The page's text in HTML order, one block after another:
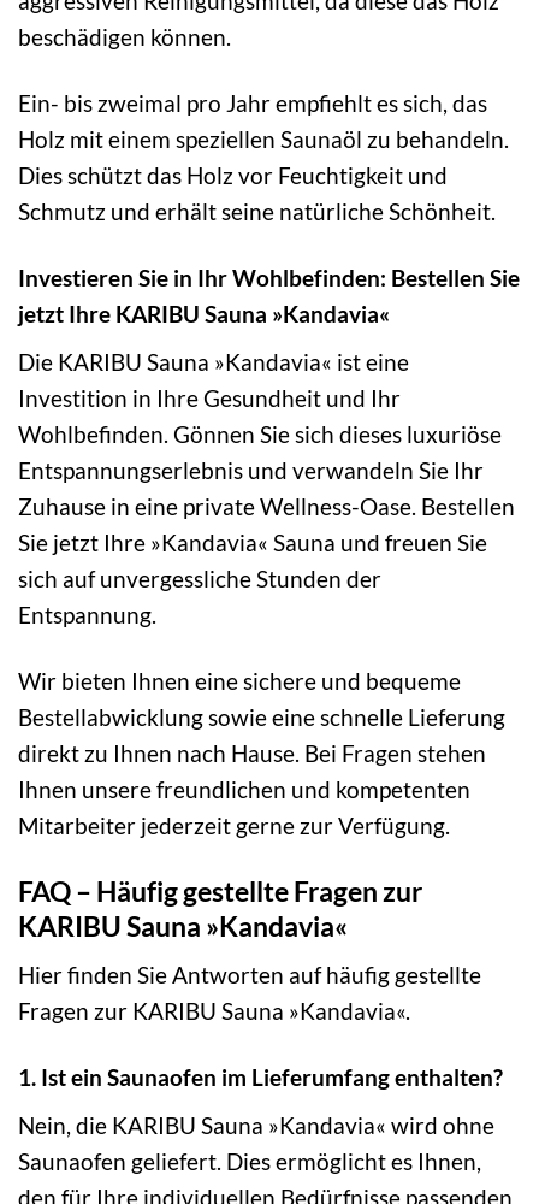
beschädigen können.
Ein- bis zweimal pro Jahr empfiehlt es sich, das
Holz mit einem speziellen Saunaöl zu behandeln.
Dies schützt das Holz vor Feuchtigkeit und
Schmutz und erhält seine natürliche Schönheit.
Investieren Sie in Ihr Wohlbefinden: Bestellen Sie
jetzt Ihre KARIBU Sauna »Kandavia«
Die KARIBU Sauna »Kandavia« ist eine
Investition in Ihre Gesundheit und Ihr
Wohlbefinden. Gönnen Sie sich dieses luxuriöse
Entspannungserlebnis und verwandeln Sie Ihr
Zuhause in eine private Wellness-Oase. Bestellen
Sie jetzt Ihre »Kandavia« Sauna und freuen Sie
sich auf unvergessliche Stunden der
Entspannung.
Wir bieten Ihnen eine sichere und bequeme
Bestellabwicklung sowie eine schnelle Lieferung
direkt zu Ihnen nach Hause. Bei Fragen stehen
Ihnen unsere freundlichen und kompetenten
Mitarbeiter jederzeit gerne zur Verfügung.
FAQ – Häufig gestellte Fragen zur
KARIBU Sauna »Kandavia«
Hier finden Sie Antworten auf häufig gestellte
Fragen zur KARIBU Sauna »Kandavia«.
1. Ist ein Saunaofen im Lieferumfang enthalten?
Nein, die KARIBU Sauna »Kandavia« wird ohne
Saunaofen geliefert. Dies ermöglicht es Ihnen,
den für Ihre individuellen Bedürfnisse passenden